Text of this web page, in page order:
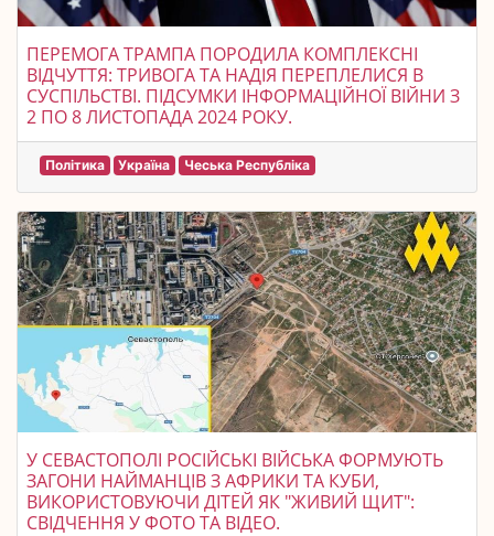
ПЕРЕМОГА ТРАМПА ПОРОДИЛА КОМПЛЕКСНІ
ВІДЧУТТЯ: ТРИВОГА ТА НАДІЯ ПЕРЕПЛЕЛИСЯ В
СУСПІЛЬСТВІ. ПІДСУМКИ ІНФОРМАЦІЙНОЇ ВІЙНИ З
2 ПО 8 ЛИСТОПАДА 2024 РОКУ.
Політика Україна Чеська Республіка
У СЕВАСТОПОЛІ РОСІЙСЬКІ ВІЙСЬКА ФОРМУЮТЬ
ЗАГОНИ НАЙМАНЦІВ З АФРИКИ ТА КУБИ,
ВИКОРИСТОВУЮЧИ ДІТЕЙ ЯК "ЖИВИЙ ЩИТ":
СВІДЧЕННЯ У ФОТО ТА ВІДЕО.